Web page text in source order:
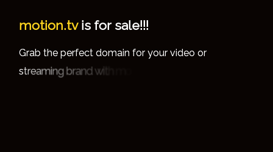
motion.tv is for sale!!!
Grab the perfect domain for your video or
streaming brand wi